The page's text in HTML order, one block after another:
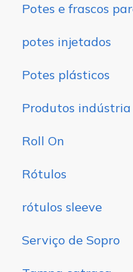
Potes e frascos
potes injetados
Potes plásticos
Produtos
Roll On
Rótulos
rótulos sleeve
Serviço de Sopro